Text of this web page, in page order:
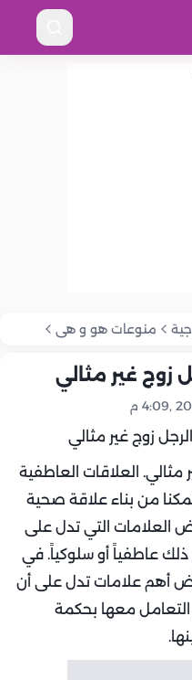
منوعات هو و هى
زوج غير مثالي
مثالي. العلاقات العاطفية
من بناء علاقة صحية
العلامات التي تدل على
ذلك عاطفياً أو سلوكياً. في
أهم علامات تدل على أن
التعامل معها بحكمة